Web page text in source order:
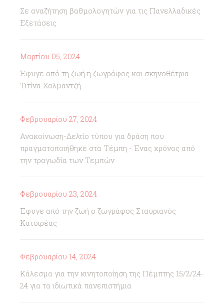
Σε αναζήτηση βαθμολογητών για τις Πανελλαδικές
Εξετάσεις
Μαρτίου 05, 2024
Έφυγε από τη ζωή η ζωγράφος και σκηνοθέτρια
Τιτίνα Χαλμαντζή
Φεβρουαρίου 27, 2024
Ανακοίνωση-Δελτίο τύπου για δράση που
πραγματοποιήθηκε στα Τέμπη - Ένας χρόνος από
την τραγωδία των Τεμπών
Φεβρουαρίου 23, 2024
Έφυγε από την ζωή ο ζωγράφος Σταυριανός
Κατσιρέας
Φεβρουαρίου 14, 2024
Κάλεσμα για την κινητοποίηση της Πέμπτης 15/2/24-
24 για τα ιδιωτικά πανεπιστήμια